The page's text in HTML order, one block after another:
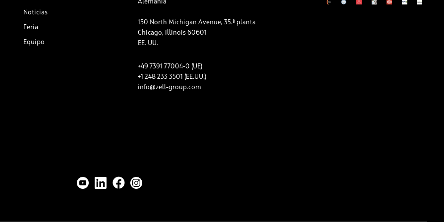
Noticias
Feria
Equipo
150 North Michigan Avenue, 35.ª planta
Chicago, Illinois 60601
EE. UU.
+49 7391 77004-0 (UE)
+1 248 233 3501 (EE.UU.)
info@zell-group.com